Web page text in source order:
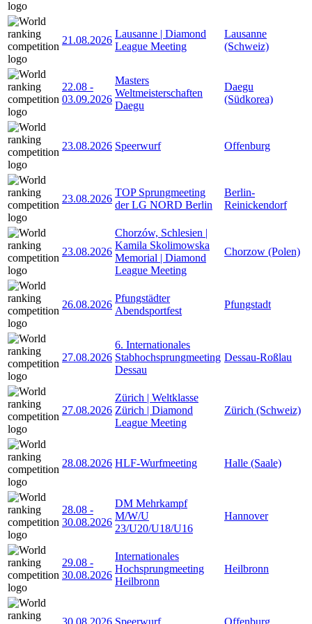
21.08.2026
Lausanne | Diamond
League Meeting
Lausanne
(Schweiz)
22.08 -
03.09.2026
Masters
Weltmeisterschaften
Daegu
Daegu
(Südkorea)
23.08.2026 Speerwurf Offenburg
23.08.2026
TOP Sprungmeeting
der LG NORD Berlin
Berlin-
Reinickendorf
23.08.2026
Chorzów, Schlesien |
Kamila Skolimowska
Memorial | Diamond
League Meeting
Chorzow (Polen)
26.08.2026
Pfungstädter
Abendsportfest
Pfungstadt
27.08.2026
6. Internationales
Stabhochsprungmeeting
Dessau
Dessau-Roßlau
27.08.2026
Zürich | Weltklasse
Zürich | Diamond
League Meeting
Zürich (Schweiz)
28.08.2026 HLF-Wurfmeeting Halle (Saale)
28.08 -
30.08.2026
DM Mehrkampf
M/W/U
23/U20/U18/U16
Hannover
29.08 -
30.08.2026
Internationales
Hochsprungmeeting
Heilbronn
Heilbronn
30.08.2026 Speerwurf Offenburg